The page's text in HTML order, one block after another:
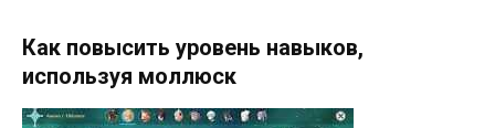
Как повысить уровень навыков,
используя моллюск